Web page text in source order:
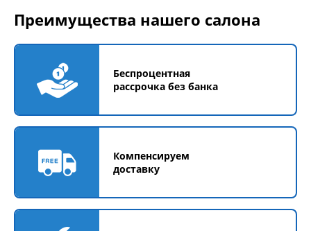
Преимущества нашего салона
Беспроцентная
рассрочка без банка
Компенсируем
доставку